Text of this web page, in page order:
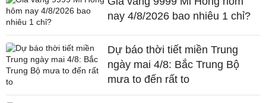
nay 4/8/2026 bao nhiêu 1 chỉ?
Dự báo thời tiết miền Trung
ngày mai 4/8: Bắc Trung Bộ
mưa to đến rất to